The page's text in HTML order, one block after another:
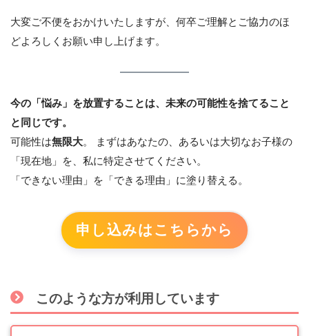
大変ご不便をおかけいたしますが、何卒ご理解とご協力のほ
どよろしくお願い申し上げます。
今の「悩み」を放置することは、未来の可能性を捨てること
と同じです。
可能性は無限大。 まずはあなたの、あるいは大切なお子様の
「現在地」を、私に特定させてください。
「できない理由」を「できる理由」に塗り替える。
申し込みはこちらから
このような方が利用しています